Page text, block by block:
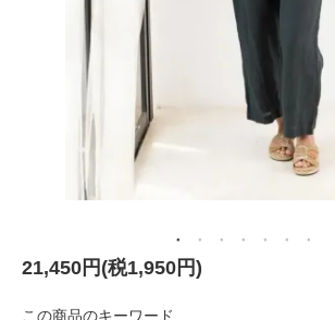
21,450円(税1,950円)
この商品のキーワード